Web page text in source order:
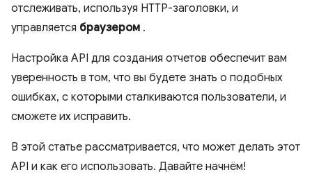
отслеживать, используя HTTP-заголовки, и
управляется браузером .
Настройка API для создания отчетов обеспечит вам
уверенность в том, что вы будете знать о подобных
ошибках, с которыми сталкиваются пользователи, и
сможете их исправить.
В этой статье рассматривается, что может делать этот
API и как его использовать. Давайте начнём!